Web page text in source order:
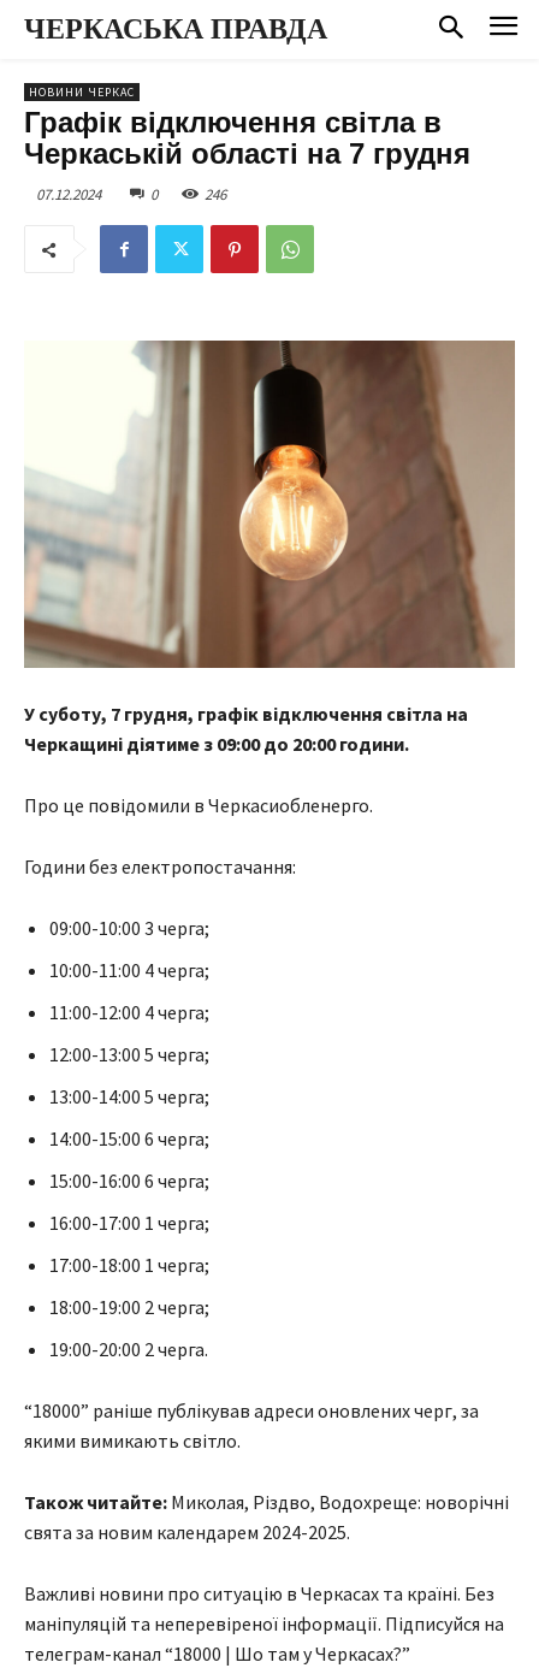
ЧЕРКАСЬКА ПРАВДА
НОВИНИ ЧЕРКАС
Графік відключення світла в
Черкаській області на 7 грудня
07.12.2024 0 246
У суботу, 7 грудня, графік відключення світла на
Черкащині діятиме з 09:00 до 20:00 години.
Про це повідомили в Черкасиобленерго.
Години без електропостачання:
09:00-10:00 3 черга;
10:00-11:00 4 черга;
11:00-12:00 4 черга;
12:00-13:00 5 черга;
13:00-14:00 5 черга;
14:00-15:00 6 черга;
15:00-16:00 6 черга;
16:00-17:00 1 черга;
17:00-18:00 1 черга;
18:00-19:00 2 черга;
19:00-20:00 2 черга.
“18000” раніше публікував адреси оновлених черг, за
якими вимикають світло.
Також читайте: Миколая, Різдво, Водохреще: новорічні
свята за новим календарем 2024-2025.
Важливі новини про ситуацію в Черкасах та країні. Без
маніпуляцій та неперевіреної інформації. Підписуйся на
телеграм-канал “18000 | Шо там у Черкасах?”